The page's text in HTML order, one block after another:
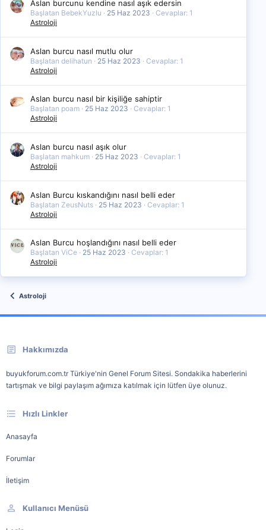
Aslan burcunu kendine nasıl aşık edersin
Başlatan BebekYuzlu 25 Haz 2023
Cevaplar: 1
Astroloji
Aslan burcu nasıl mutlu olur
Başlatan delihatun 25 Haz 2023
Cevaplar: 1
Astroloji
Aslan burcu nasıl bir kişiliğe sahiptir
Başlatan poam 25 Haz 2023
Cevaplar: 1
Astroloji
Aslan burcu nasıl aşık olur
Başlatan mahkum 25 Haz 2023
Cevaplar: 1
Astroloji
Aslan Burcu kıskandığını nasıl belli eder
Başlatan ZeusNuts 25 Haz 2023
Cevaplar: 1
Astroloji
Aslan Burcu hoşlandığını nasıl belli eder
Başlatan ViCe 25 Haz 2023
Cevaplar: 1
Astroloji
Astroloji
Hakkımızda
buyukforum.com.tr Türkiye'nin Genel Forum Sitesi. Sondakika haberlerini
tartışmak ve bilgi paylaşım ağımıza katılmak için lütfen üye olunuz.
Hızlı Linkler
Anasayfa
Forumlar
İletişim
Kullanıcı Menüsü